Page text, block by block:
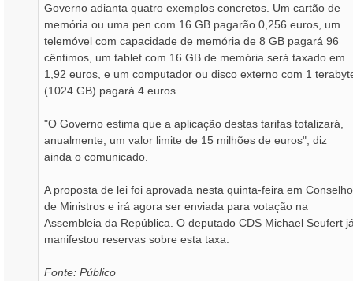
Governo adianta quatro exemplos concretos. Um cartão de
memória ou uma pen com 16 GB pagarão 0,256 euros, um
telemóvel com capacidade de memória de 8 GB pagará 96
cêntimos, um tablet com 16 GB de memória será taxado em
1,92 euros, e um computador ou disco externo com 1
(1024 GB) pagará 4 euros.
"O Governo estima que a aplicação destas tarifas totalizará,
anualmente, um valor limite de 15 milhões de euros", diz
ainda o comunicado.
A proposta de lei foi aprovada nesta quinta-feira em Conselho
de Ministros e irá agora ser enviada para votação na
Assembleia da República. O deputado CDS Michael Seufert
manifestou reservas sobre esta taxa.
Fonte: Público